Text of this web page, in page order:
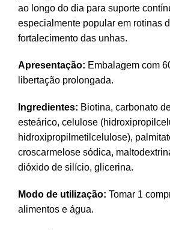
ao longo do dia para suporte
especialmente popular em rotinas
fortalecimento das unhas.
Apresentação: Embalagem com
libertação prolongada.
Ingredientes: Biotina, carbonato
esteárico, celulose
hidroxipropilmetilcelulose),
croscarmelose sódica,
dióxido de silício, glicerina.
Modo de utilização: Tomar 1
alimentos e água.